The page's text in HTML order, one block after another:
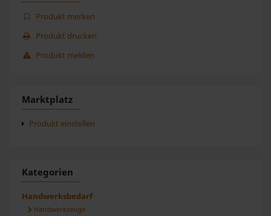
Produkt merken
Produkt drucken
Produkt melden
Marktplatz
Produkt einstellen
Kategorien
Handwerksbedarf
Handwerkzeuge